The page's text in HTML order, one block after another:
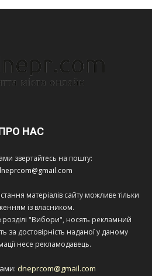
НАС
звертайтесь на пошту:
матеріалів сайту можливе тільки
із власником.
"Вибори", носять рекламний
за достовірність наданої у даному
несе рекламодавець.
dneprcom@gmail.com